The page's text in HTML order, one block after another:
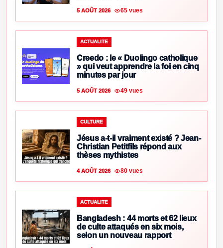
5 AOÛT 2026 65 vues
ACTUALITE
Creedo : le « Duolingo catholique
» qui veut apprendre la foi en cinq
minutes par jour
5 AOÛT 2026 49 vues
CULTURE
Jésus a-t-il vraiment existé ? Jean-
Christian Petitfils répond aux
thèses mythistes
4 AOÛT 2026 80 vues
ACTUALITE
Bangladesh : 44 morts et 62 lieux
de culte attaqués en six mois,
selon un nouveau rapport